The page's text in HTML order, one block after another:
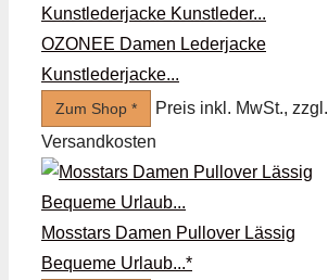
OZONEE Damen Lederjacke
Kunstlederjacke...
Zum Shop *
Preis inkl. MwSt., zzgl.
Versandkosten
Mosstars Damen Pullover Lässig
Bequeme Urlaub...*